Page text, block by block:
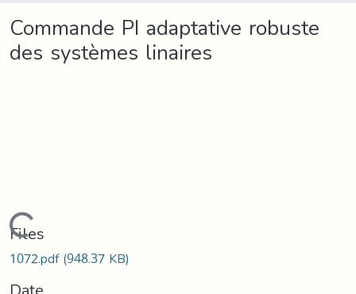
Commande PI adaptative robuste
des systèmes linaires
Loading...
Files
1072.pdf(948.37 KB)